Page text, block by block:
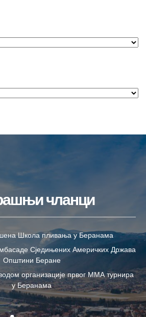
чланци
Школа пливања у Беранама
Сједињених Америчких Држава
Општини Беране
организације првог ММА турнира
у Беранама